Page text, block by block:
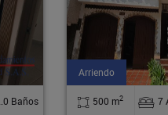
Baños
Venta
181 m2 5